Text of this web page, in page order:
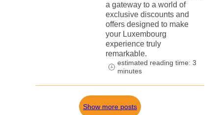
a gateway to a world of
exclusive discounts and
offers designed to make
your Luxembourg
experience truly
remarkable.
estimated reading time: 3
minutes
Show more posts